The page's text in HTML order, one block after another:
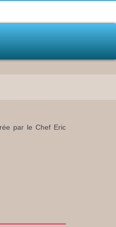
par le Chef Eric